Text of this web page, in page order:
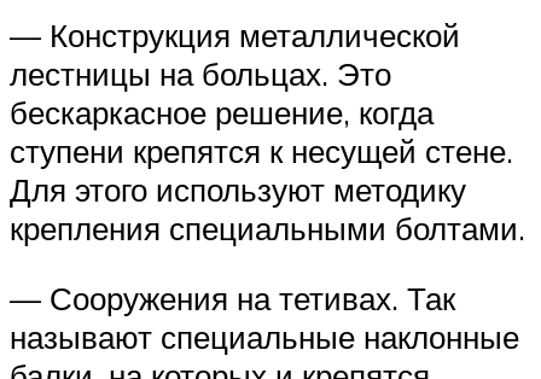
— Конструкция металлической
лестницы на больцах. Это
бескаркасное решение, когда
ступени крепятся к несущей стене.
Для этого используют методику
крепления специальными болтами.
— Сооружения на тетивах. Так
называют специальные наклонные